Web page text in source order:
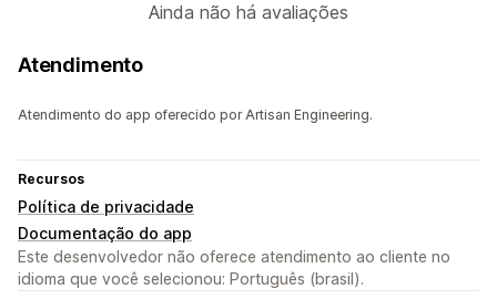
Ainda não há avaliações
Atendimento
Atendimento do app oferecido por Artisan Engineering.
Recursos
Política de privacidade
Documentação do app
Este desenvolvedor não oferece atendimento ao cliente no
idioma que você selecionou: Português (brasil).